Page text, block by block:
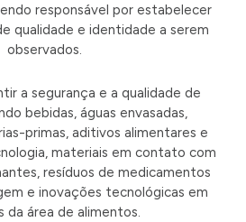
responsável por estabelecer
qualidade e identidade a serem
observados.
a segurança e a qualidade de
bebidas, águas envasadas,
primas, aditivos alimentares e
materiais em contato com
resíduos de medicamentos
e inovações tecnológicas em
da área de alimentos.